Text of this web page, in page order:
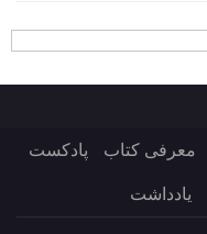
معرفی کتاب پادکست
یادداشت